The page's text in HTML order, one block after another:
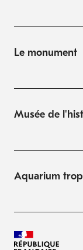
Le monument
Musée de
Aquarium